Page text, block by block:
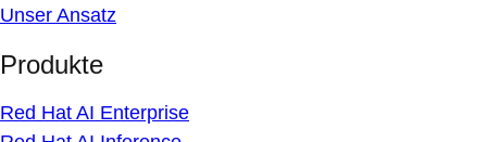
Unser Ansatz
Produkte
Red Hat AI Enterprise